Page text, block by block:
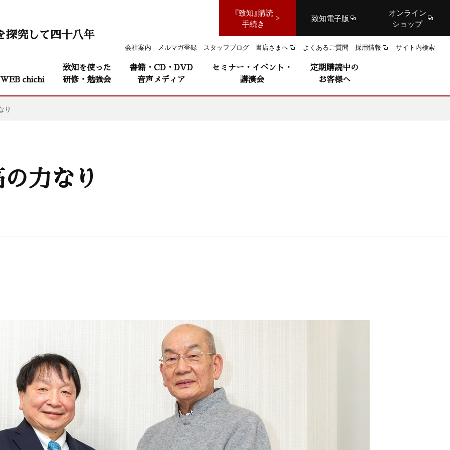
『致知』購読
手続き
致知電子版
オンライン
ショップ
会社案内 メルマガ登録 スタッフブログ 書店さまへ よくあるご質問 採用情報 サイト内検索
探究して四十八年
WEB chichi
致知を使った
研修・勉強会
書籍・CD・DVD
音声メディア
セミナー・イベント・
講演会
定期購読中の
お客様へ
り
力なり